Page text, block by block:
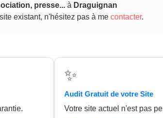
presse... à Draguignan
existant, n'hésitez pas à me contacter.
✨
Audit Gratuit de votre Site
Votre site actuel n'est pas